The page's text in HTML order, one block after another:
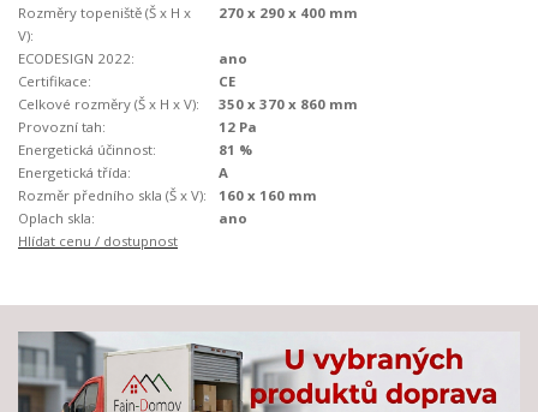
Rozměry topeniště (Š x H x
V):
270 x 290 x 400 mm
ECODESIGN 2022:
ano
Certifikace:
CE
Celkové rozměry (Š x H x V):
350 x 370 x 860 mm
Provozní tah:
12 Pa
Energetická účinnost:
81 %
Energetická třída:
A
Rozměr předního skla (Š x V):
160 x 160 mm
Oplach skla:
ano
Hlídat cenu / dostupnost